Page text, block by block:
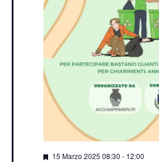
Segnalati
15 Marzo 2025 08:30 - 12:00